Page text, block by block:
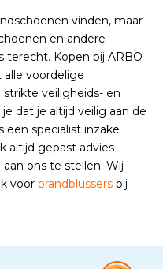
vinden, maar
en andere
terecht. Kopen bij ARBO
voordelige
veiligheids- en
dat je altijd veilig aan de
een specialist inzake
altijd gepast advies
ons te stellen. Wij
voor brandblussers bij